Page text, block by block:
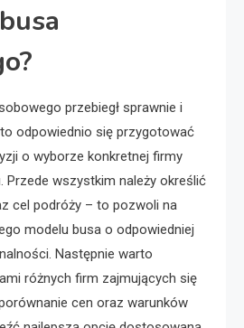
przebiegł sprawnie i
odpowiednio się przygotować
o wyborze konkretnej firmy
Przede wszystkim należy określić
cel podróży – to pozwoli na
modelu busa o odpowiedniej
Następnie warto
różnych firm zajmujących się
cen oraz warunków